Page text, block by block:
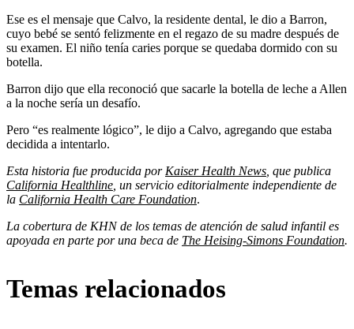
Ese es el mensaje que Calvo, la residente dental, le dio a Barron,
cuyo bebé se sentó felizmente en el regazo de su madre después de
su examen. El niño tenía caries porque se quedaba dormido con su
botella.
Barron dijo que ella reconoció que sacarle la botella de leche a Allen
a la noche sería un desafío.
Pero “es realmente lógico”, le dijo a Calvo, agregando que estaba
decidida a intentarlo.
Esta historia fue producida por Kaiser Health News , que publica
California Healthline , un servicio editorialmente independiente de
la California Health Care Foundation.
La cobertura de KHN de los temas de atención de salud infantil es
apoyada en parte por una beca de The Heising-Simons Foundation.
Temas relacionados